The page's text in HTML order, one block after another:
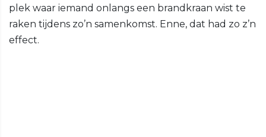
plek waar iemand onlangs een brandkraan wist te
raken tijdens zo’n samenkomst. Enne, dat had zo z’n
effect.